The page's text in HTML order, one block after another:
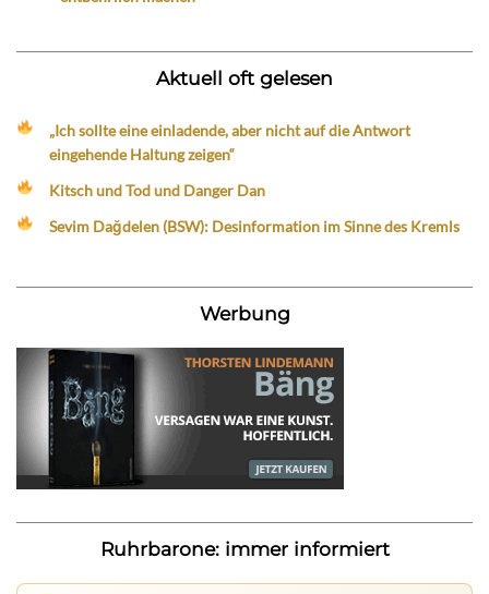
Aktuell oft gelesen
„Ich sollte eine einladende, aber nicht auf die Antwort
eingehende Haltung zeigen“
Kitsch und Tod und Danger Dan
Sevim Dağdelen (BSW): Desinformation im Sinne des Kremls
Werbung
Ruhrbarone: immer informiert